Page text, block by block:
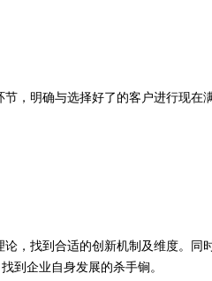
，明确与选择好了的客户进行现在
，找到合适的创新机制及维度。同
到企业自身发展的杀手锏。